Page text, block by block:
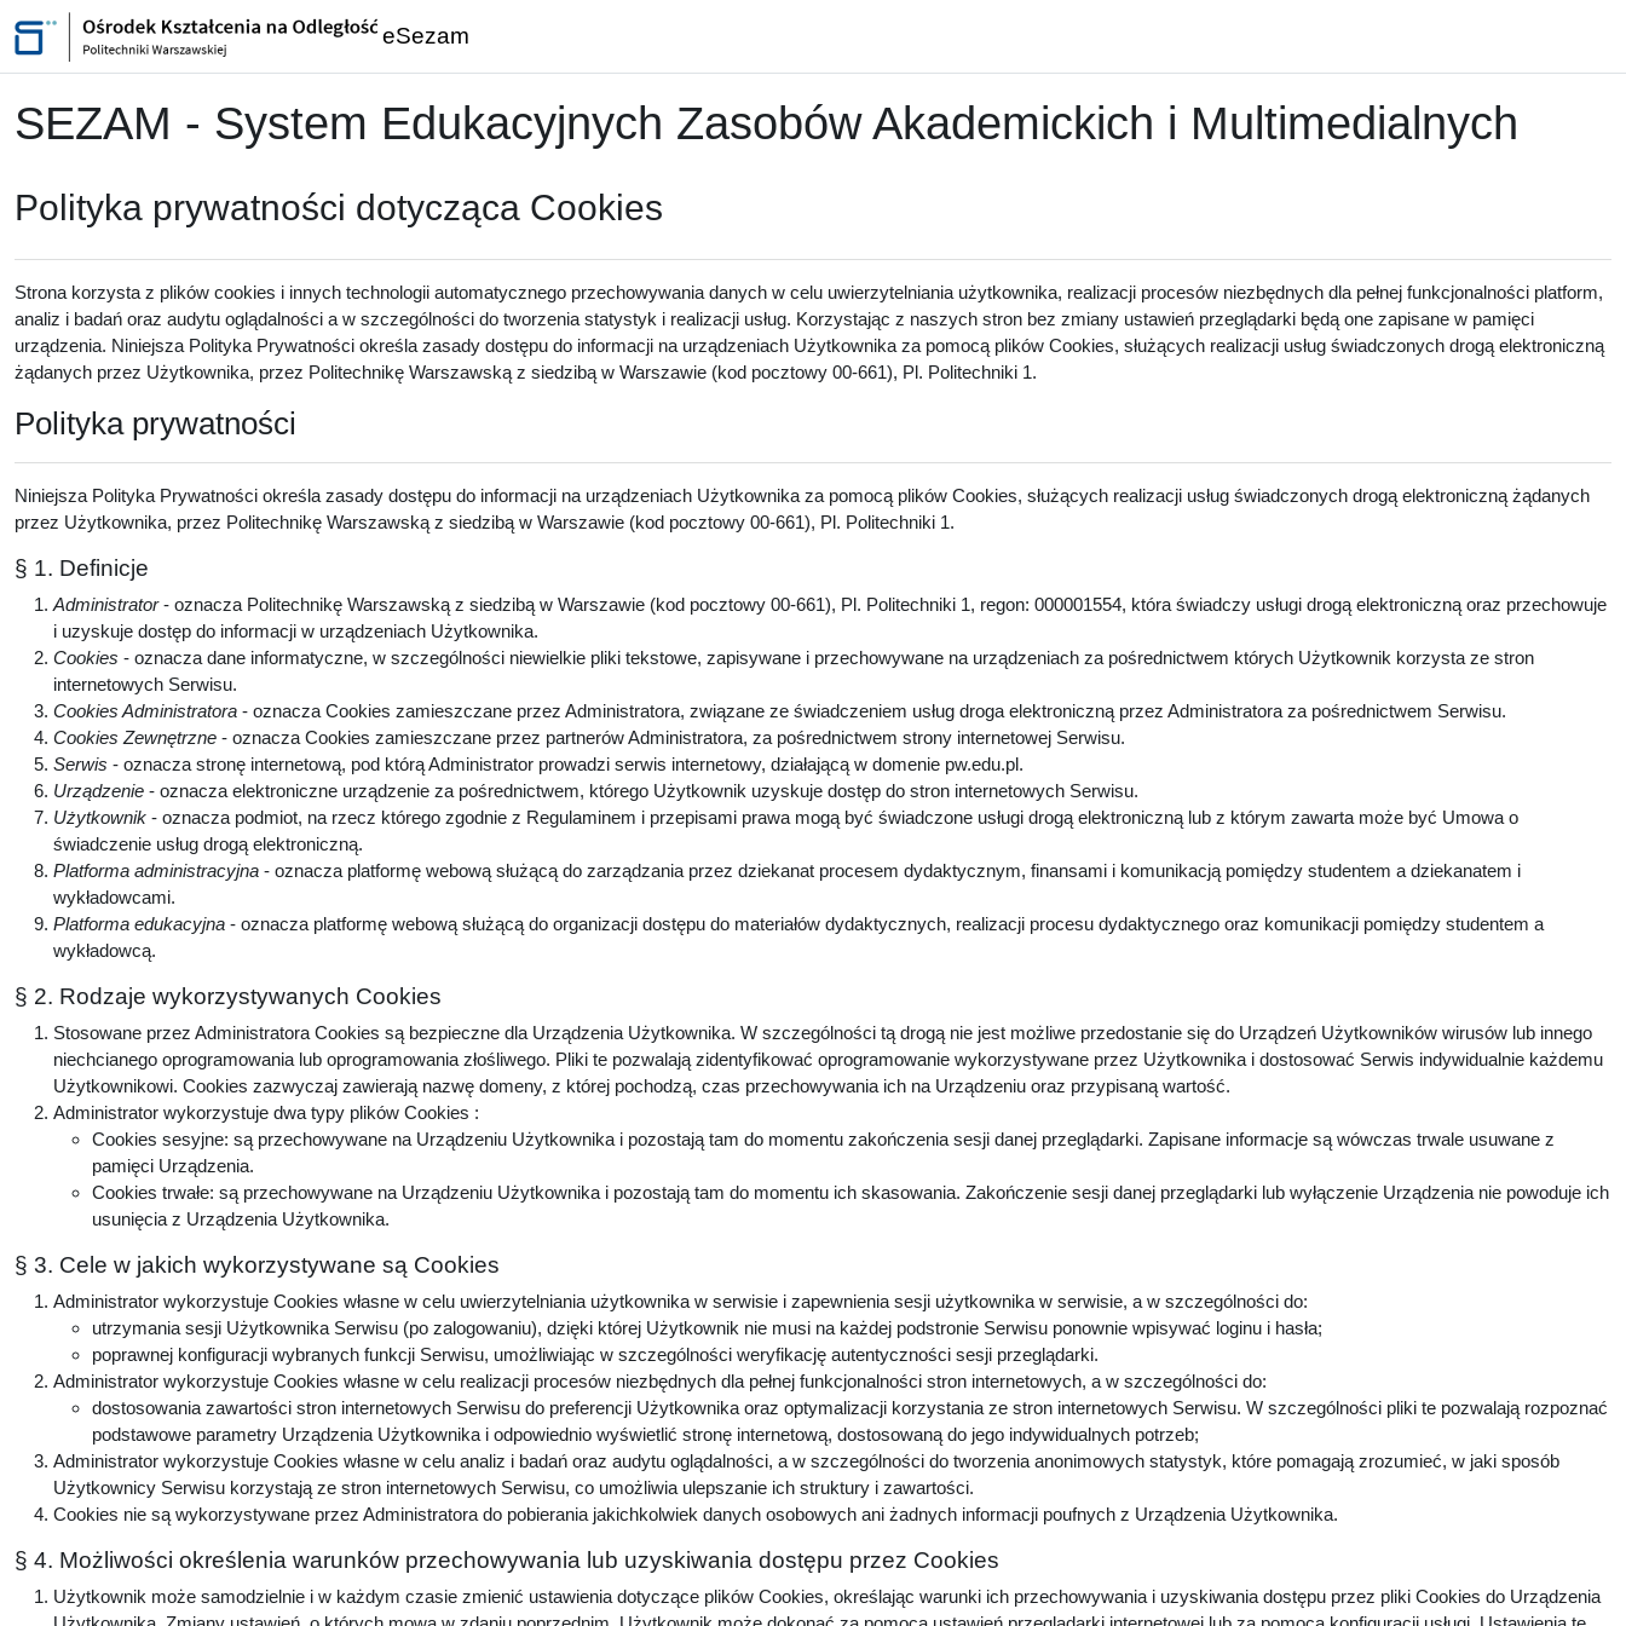
Przejdź do głównej zawartości
eSezam
SEZAM - System Edukacyjnych Zasobów Akademickich i Multimedialnych
Polityka prywatności dotycząca Cookies
Strona korzysta z plików cookies i innych technologii automatycznego przechowywania danych w celu uwierzytelniania użytkownika, realizacji procesów niezbędnych dla pełnej funkcjonalności platform,
analiz i badań oraz audytu oglądalności a w szczególności do tworzenia statystyk i realizacji usług. Korzystając z naszych stron bez zmiany ustawień przeglądarki będą one zapisane w pamięci
urządzenia. Niniejsza Polityka Prywatności określa zasady dostępu do informacji na urządzeniach Użytkownika za pomocą plików Cookies, służących realizacji usług świadczonych drogą elektroniczną
żądanych przez Użytkownika, przez Politechnikę Warszawską z siedzibą w Warszawie (kod pocztowy 00-661), Pl. Politechniki 1.
Polityka prywatności
Niniejsza Polityka Prywatności określa zasady dostępu do informacji na urządzeniach Użytkownika za pomocą plików Cookies, służących realizacji usług świadczonych drogą elektroniczną żądanych
przez Użytkownika, przez Politechnikę Warszawską z siedzibą w Warszawie (kod pocztowy 00-661), Pl. Politechniki 1.
§ 1. Definicje
Administrator- oznacza Politechnikę Warszawską z siedzibą w Warszawie (kod pocztowy 00-661), Pl. Politechniki 1, regon: 000001554, która świadczy usługi drogą elektroniczną oraz przechowuje
i uzyskuje dostęp do informacji w urządzeniach Użytkownika.
Cookies - oznacza dane informatyczne, w szczególności niewielkie pliki tekstowe, zapisywane i przechowywane na urządzeniach za pośrednictwem których Użytkownik korzysta ze stron
internetowych Serwisu.
Cookies Administratora - oznacza Cookies zamieszczane przez Administratora, związane ze świadczeniem usług droga elektroniczną przez Administratora za pośrednictwem Serwisu.
Cookies Zewnętrzne - oznacza Cookies zamieszczane przez partnerów Administratora, za pośrednictwem strony internetowej Serwisu.
Serwis - oznacza stronę internetową, pod którą Administrator prowadzi serwis internetowy, działającą w domenie pw.edu.pl.
Urządzenie - oznacza elektroniczne urządzenie za pośrednictwem, którego Użytkownik uzyskuje dostęp do stron internetowych Serwisu.
Użytkownik - oznacza podmiot, na rzecz którego zgodnie z Regulaminem i przepisami prawa mogą być świadczone usługi drogą elektroniczną lub z którym zawarta może być Umowa o
świadczenie usług drogą elektroniczną.
Platforma administracyjna - oznacza platformę webową służącą do zarządzania przez dziekanat procesem dydaktycznym, finansami i komunikacją pomiędzy studentem a dziekanatem i
wykładowcami.
Platforma edukacyjna - oznacza platformę webową służącą do organizacji dostępu do materiałów dydaktycznych, realizacji procesu dydaktycznego oraz komunikacji pomiędzy studentem a
wykładowcą.
§ 2. Rodzaje wykorzystywanych Cookies
Stosowane przez Administratora Cookies są bezpieczne dla Urządzenia Użytkownika. W szczególności tą drogą nie jest możliwe przedostanie się do Urządzeń Użytkowników wirusów lub innego
niechcianego oprogramowania lub oprogramowania złośliwego. Pliki te pozwalają zidentyfikować oprogramowanie wykorzystywane przez Użytkownika i dostosować Serwis indywidualnie każdemu
Użytkownikowi. Cookies zazwyczaj zawierają nazwę domeny, z której pochodzą, czas przechowywania ich na Urządzeniu oraz przypisaną wartość.
Administrator wykorzystuje dwa typy plików Cookies :
Cookies sesyjne: są przechowywane na Urządzeniu Użytkownika i pozostają tam do momentu zakończenia sesji danej przeglądarki. Zapisane informacje są wówczas trwale usuwane z
pamięci Urządzenia.
Cookies trwałe: są przechowywane na Urządzeniu Użytkownika i pozostają tam do momentu ich skasowania. Zakończenie sesji danej przeglądarki lub wyłączenie Urządzenia nie powoduje ich
usunięcia z Urządzenia Użytkownika.
§ 3. Cele w jakich wykorzystywane są Cookies
Administrator wykorzystuje Cookies własne w celu uwierzytelniania użytkownika w serwisie i zapewnienia sesji użytkownika w serwisie, a w szczególności do:
utrzymania sesji Użytkownika Serwisu (po zalogowaniu), dzięki której Użytkownik nie musi na każdej podstronie Serwisu ponownie wpisywać loginu i hasła;
poprawnej konfiguracji wybranych funkcji Serwisu, umożliwiając w szczególności weryfikację autentyczności sesji przeglądarki.
Administrator wykorzystuje Cookies własne w celu realizacji procesów niezbędnych dla pełnej funkcjonalności stron internetowych, a w szczególności do:
dostosowania zawartości stron internetowych Serwisu do preferencji Użytkownika oraz optymalizacji korzystania ze stron internetowych Serwisu. W szczególności pliki te pozwalają rozpoznać
podstawowe parametry Urządzenia Użytkownika i odpowiednio wyświetlić stronę internetową, dostosowaną do jego indywidualnych potrzeb;
Administrator wykorzystuje Cookies własne w celu analiz i badań oraz audytu oglądalności, a w szczególności do tworzenia anonimowych statystyk, które pomagają zrozumieć, w jaki sposób
Użytkownicy Serwisu korzystają ze stron internetowych Serwisu, co umożliwia ulepszanie ich struktury i zawartości.
Cookies nie są wykorzystywane przez Administratora do pobierania jakichkolwiek danych osobowych ani żadnych informacji poufnych z Urządzenia Użytkownika.
§ 4. Możliwości określenia warunków przechowywania lub uzyskiwania dostępu przez Cookies
Użytkownik może samodzielnie i w każdym czasie zmienić ustawienia dotyczące plików Cookies, określając warunki ich przechowywania i uzyskiwania dostępu przez pliki Cookies do Urządzenia